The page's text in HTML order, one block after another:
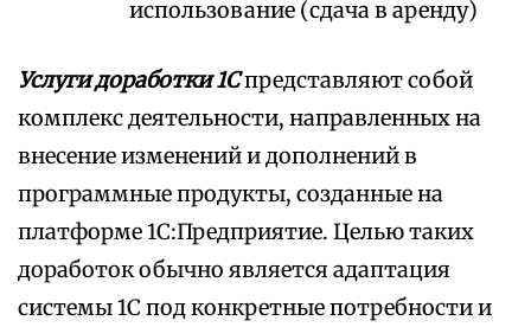
использование (сдача в аренду)
Услуги доработки 1Спредставляют собой
комплекс деятельности, направленных на
внесение изменений и дополнений в
программные продукты, созданные на
платформе 1С:Предприятие. Целью таких
доработок обычно является адаптация
системы 1С под конкретные потребности и